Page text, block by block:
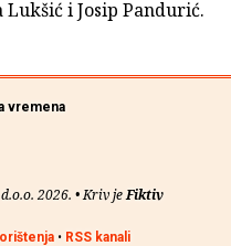
i Josip Pandurić.
vremena
2026. • Kriv jeFiktiv
• RSS kanali